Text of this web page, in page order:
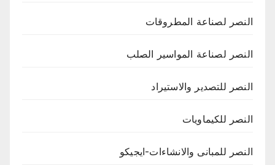
النصر لصناعة المطروقات
النصر لصناعة المواسير الصلب
النصر للتصدير والاستيراد
النصر للكيماويات
النصر للمبانى والانشاءات-ايجيكو